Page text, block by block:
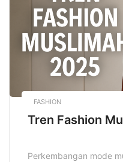
FASHION
Tren Fashion
Perkembangan mode